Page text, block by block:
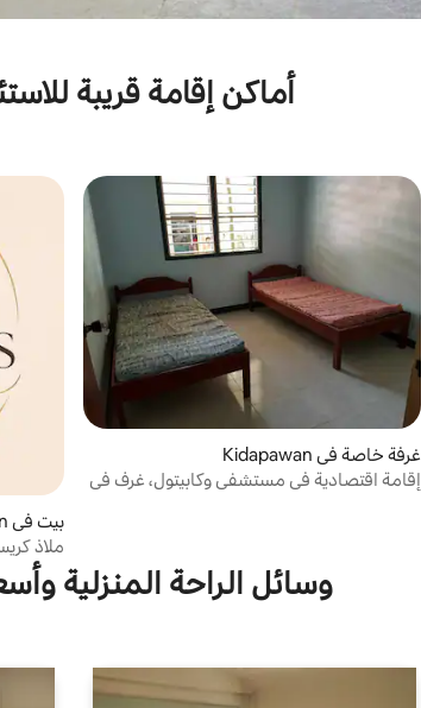
أماكن إقامة قريبة
غرفة خاصة في Kidapawan
إقامة اقتصادية في مستشفى وكابيتول، غرف في
بيت في Kidapawan
ملاذ
وسائل الراحة المنزلية